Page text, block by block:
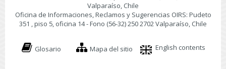
Valparaíso, Chile
Oficina de Informaciones, Reclamos y Sugerencias OIRS: Pudeto
351 , piso 5, oficina 14 - Fono (56-32) 250 2702 Valparaíso, Chile
Glosario Mapa del sitio English contents